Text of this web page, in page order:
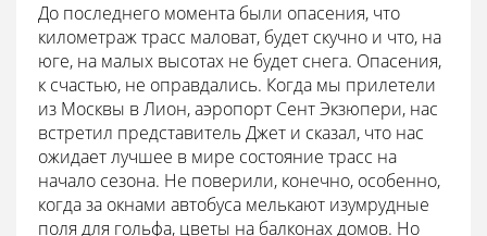
До последнего момента были опасения, что
километраж трасс маловат, будет скучно и что, на
юге, на малых высотах не будет снега. Опасения,
к счастью, не оправдались. Когда мы прилетели
из Москвы в Лион, аэропорт Сент Экзюпери, нас
встретил представитель Джет и сказал, что нас
ожидает лучшее в мире состояние трасс на
начало сезона. Не поверили, конечно, особенно,
когда за окнами автобуса мелькают изумрудные
поля для гольфа, цветы на балконах домов. Но